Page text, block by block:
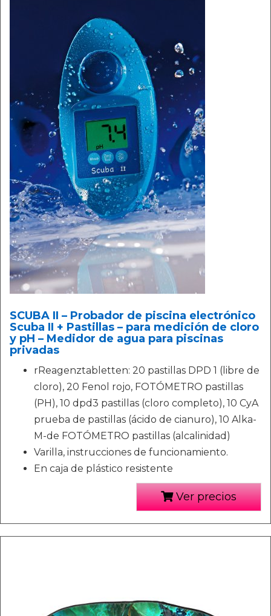
SCUBA II – Probador de piscina electrónico
Scuba II + Pastillas – para medición de cloro
y pH – Medidor de agua para piscinas
privadas
rReagenztabletten: 20 pastillas DPD 1 (libre de
cloro), 20 Fenol rojo, FOTÓMETRO pastillas
(PH), 10 dpd3 pastillas (cloro completo), 10 CyA
prueba de pastillas (ácido de cianuro), 10 Alka-
M-de FOTÓMETRO pastillas (alcalinidad)
Varilla, instrucciones de funcionamiento.
En caja de plástico resistente
Ver precios